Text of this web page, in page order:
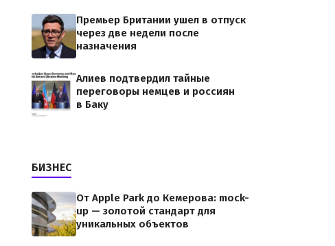
Премьер Британии ушел в отпуск
через две недели после
назначения
Алиев подтвердил тайные
переговоры немцев и россиян
в Баку
БИЗНЕС
От Apple Park до Кемерова: mock-
up — золотой стандарт для
уникальных объектов